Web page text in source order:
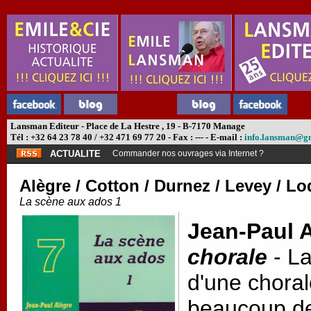
Lansman Editeur - Place de La Hestre , 19 - B-7170 Manage
Tél : +32 64 23 78 40 / +32 471 69 77 20 - Fax : --- - E-mail :
ACTUALITE
Abonnement théâtre ?
Alègre / Cotton / Durnez / Levey /
La scène aux ados 1
Jean-Paul
chorale -
d'une